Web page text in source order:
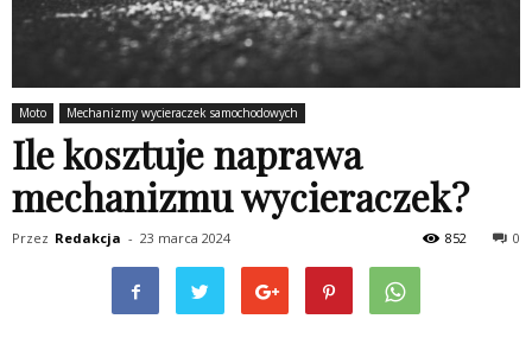
Moto Mechanizmy wycieraczek samochodowych
Ile kosztuje naprawa
mechanizmu wycieraczek?
Przez Redakcja - 23 marca 2024 0
852